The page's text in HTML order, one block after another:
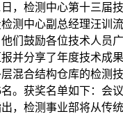
日，检测中心第十三届
测中心副总经理汪训
们鼓励各位技术人员
并分享了年度技术成
混合结构仓库的检测
。获奖名单如下：会
，检测事业部将从传